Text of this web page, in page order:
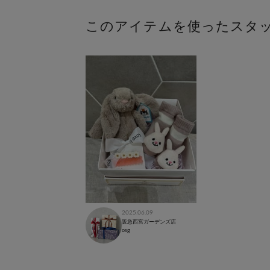
このアイテムを使ったスタ
2025.06.09
阪急西宮ガーデンズ店
osg